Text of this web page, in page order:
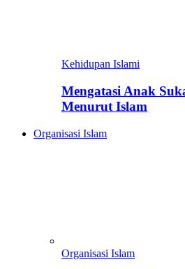
Kehidupan Islami
Mengatasi Anak
Menurut Islam
Organisasi Islam
Organisasi Islam